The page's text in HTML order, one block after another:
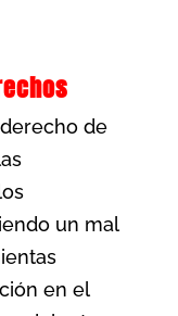
de
un mal
en el